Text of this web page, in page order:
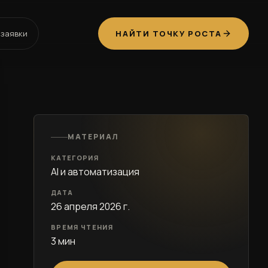
НАЙТИ ТОЧКУ РОСТА
МАТЕРИАЛ
КАТЕГОРИЯ
AI и автоматизация
ДАТА
26 апреля 2026 г.
ВРЕМЯ ЧТЕНИЯ
3 мин